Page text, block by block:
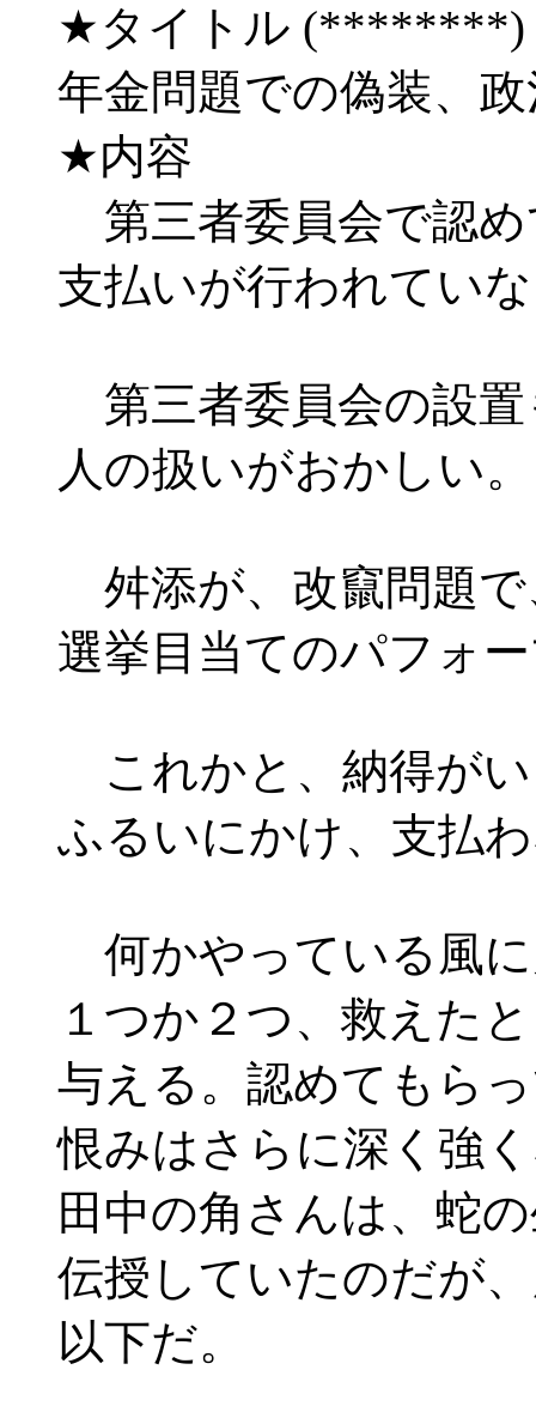
★タイトル (********)
年金問題での偽装、
★内容
第三者委員会で認め
支払いが行われてい
第三者委員会の設置
人の扱いがおかしい。
舛添が、改竄問題で
選挙目当てのパフォ
これかと、納得がい
ふるいにかけ、支払
何かやっている風
１つか２つ、救えた
与える。認めてもら
恨みはさらに深く強
田中の角さんは、蛇
伝授していたのだが
以下だ。